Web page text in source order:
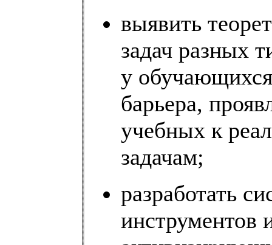
выявить
задач разных
у обучающихся
барьера,
учебных к
задачам;
разработать
инструментов